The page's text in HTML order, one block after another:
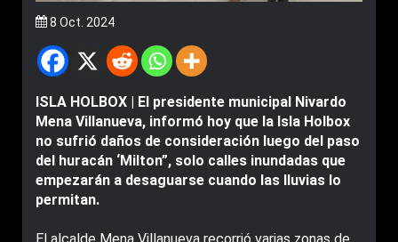
8 Oct. 2024
ISLA HOLBOX | El presidente municipal Nivardo
Mena Villanueva, informó hoy que la Isla Holbox
no sufrió daños de consideración luego del paso
del huracán ‘Milton”, solo calles inundadas que
empezarán a desaguarse cuando las lluvias lo
permitan.